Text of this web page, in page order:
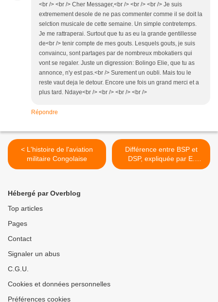
<br /> <br /> Cher Messager,<br /> <br /> <br /> Je suis
extremement desole de ne pas commenter comme il se doit la
selction musicale de cette semaine. Un simple contretemps.
Je me rattraperai. Surtout que tu as eu la grande gentillesse
de<br /> tenir compte de mes gouts. Lesquels gouts, je suis
convaincu, sont partages par de nombreux mbokatiers qui
vont se regaler. Juste un digression: Bolingo Elie, que tu as
annonce, n'y est pas.<br /> Surement un oubli. Mais tou le
reste vaut deja le detour. Encore une fois un grand merci et a
plus tard. Ndaye<br /> <br /> <br /> <br />
Répondre
< L'histoire de l'aviation
militaire Congolaise
Différence entre BSP et
DSP, expliquée par E.
Kandolo >
Hébergé par Overblog
Top articles
Pages
Contact
Signaler un abus
C.G.U.
Cookies et données personnelles
Préférences cookies